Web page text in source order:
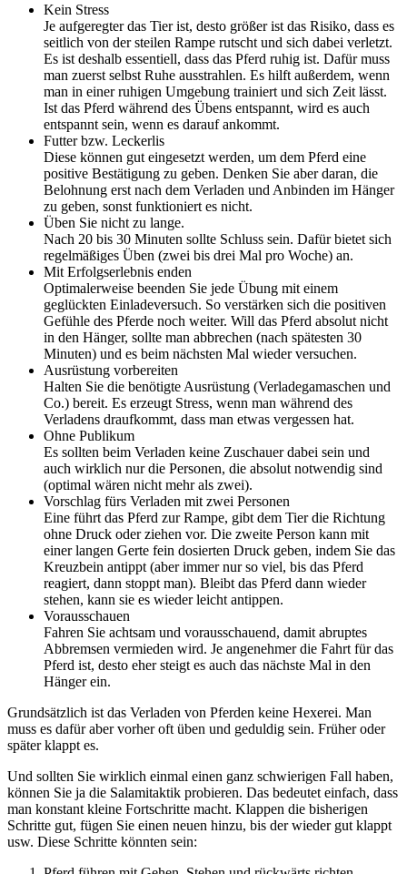
Kein Stress
Je aufgeregter das Tier ist, desto größer ist das Risiko, dass es
seitlich von der steilen Rampe rutscht und sich dabei verletzt.
Es ist deshalb essentiell, dass das Pferd ruhig ist. Dafür muss
man zuerst selbst Ruhe ausstrahlen. Es hilft außerdem, wenn
man in einer ruhigen Umgebung trainiert und sich Zeit lässt.
Ist das Pferd während des Übens entspannt, wird es auch
entspannt sein, wenn es darauf ankommt.
Futter bzw. Leckerlis
Diese können gut eingesetzt werden, um dem Pferd eine
positive Bestätigung zu geben. Denken Sie aber daran, die
Belohnung erst nach dem Verladen und Anbinden im Hänger
zu geben, sonst funktioniert es nicht.
Üben Sie nicht zu lange.
Nach 20 bis 30 Minuten sollte Schluss sein. Dafür bietet sich
regelmäßiges Üben (zwei bis drei Mal pro Woche) an.
Mit Erfolgserlebnis enden
Optimalerweise beenden Sie jede Übung mit einem
geglückten Einladeversuch. So verstärken sich die positiven
Gefühle des Pferde noch weiter. Will das Pferd absolut nicht
in den Hänger, sollte man abbrechen (nach spätesten 30
Minuten) und es beim nächsten Mal wieder versuchen.
Ausrüstung vorbereiten
Halten Sie die benötigte Ausrüstung (Verladegamaschen und
Co.) bereit. Es erzeugt Stress, wenn man während des
Verladens draufkommt, dass man etwas vergessen hat.
Ohne Publikum
Es sollten beim Verladen keine Zuschauer dabei sein und
auch wirklich nur die Personen, die absolut notwendig sind
(optimal wären nicht mehr als zwei).
Vorschlag fürs Verladen mit zwei Personen
Eine führt das Pferd zur Rampe, gibt dem Tier die Richtung
ohne Druck oder ziehen vor. Die zweite Person kann mit
einer langen Gerte fein dosierten Druck geben, indem Sie das
Kreuzbein antippt (aber immer nur so viel, bis das Pferd
reagiert, dann stoppt man). Bleibt das Pferd dann wieder
stehen, kann sie es wieder leicht antippen.
Vorausschauen
Fahren Sie achtsam und vorausschauend, damit abruptes
Abbremsen vermieden wird. Je angenehmer die Fahrt für das
Pferd ist, desto eher steigt es auch das nächste Mal in den
Hänger ein.
Grundsätzlich ist das Verladen von Pferden keine Hexerei. Man
muss es dafür aber vorher oft üben und geduldig sein. Früher oder
später klappt es.
Und sollten Sie wirklich einmal einen ganz schwierigen Fall haben,
können Sie ja die Salamitaktik probieren. Das bedeutet einfach, dass
man konstant kleine Fortschritte macht. Klappen die bisherigen
Schritte gut, fügen Sie einen neuen hinzu, bis der wieder gut klappt
usw. Diese Schritte könnten sein: